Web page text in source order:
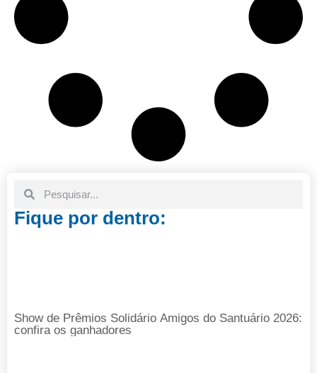
Fique por dentro:
Show de Prêmios Solidário Amigos do Santuário 2026:
confira os ganhadores